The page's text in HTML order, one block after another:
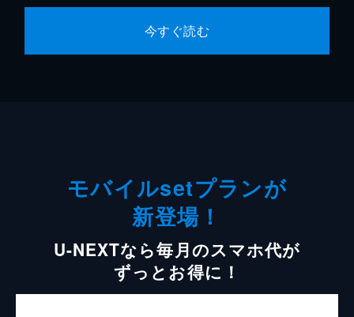
今すぐ読む
モバイルsetプランが
新登場！
U-NEXTなら毎月のスマホ代が
ずっとお得に！